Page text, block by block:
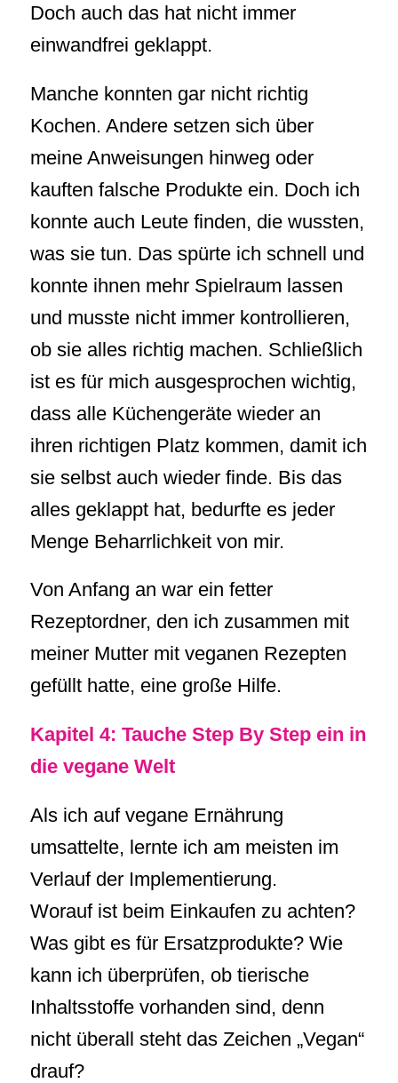
Doch auch das hat nicht immer
einwandfrei geklappt.
Manche konnten gar nicht richtig
Kochen. Andere setzen sich über
meine Anweisungen hinweg oder
kauften falsche Produkte ein. Doch ich
konnte auch Leute finden, die wussten,
was sie tun. Das spürte ich schnell und
konnte ihnen mehr Spielraum lassen
und musste nicht immer kontrollieren,
ob sie alles richtig machen. Schließlich
ist es für mich ausgesprochen wichtig,
dass alle Küchengeräte wieder an
ihren richtigen Platz kommen, damit ich
sie selbst auch wieder finde. Bis das
alles geklappt hat, bedurfte es jeder
Menge Beharrlichkeit von mir.
Von Anfang an war ein fetter
Rezeptordner, den ich zusammen mit
meiner Mutter mit veganen Rezepten
gefüllt hatte, eine große Hilfe.
Kapitel 4: Tauche Step By Step ein in
die vegane Welt
Als ich auf vegane Ernährung
umsattelte, lernte ich am meisten im
Verlauf der Implementierung.
Worauf ist beim Einkaufen zu achten?
Was gibt es für Ersatzprodukte? Wie
kann ich überprüfen, ob tierische
Inhaltsstoffe vorhanden sind, denn
nicht überall steht das Zeichen „Vegan“
drauf?